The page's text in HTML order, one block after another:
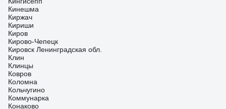
Кинешма
Киржач
Кириши
Киров
Кирово-Чепецк
Кировск Ленинградская обл.
Клин
Клинцы
Ковров
Коломна
Кольчугино
Коммунарка
Конаково